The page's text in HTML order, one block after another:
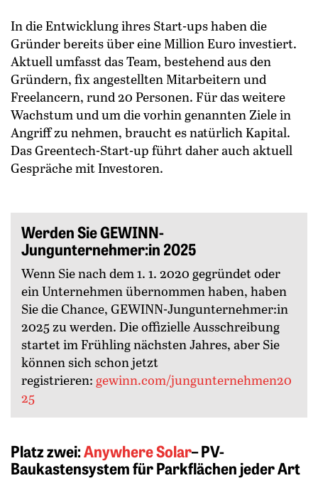
In die Entwicklung ihres Start-ups haben die
Gründer bereits über eine Million Euro investiert.
Aktuell umfasst das Team, bestehend aus den
Gründern, fix angestellten Mitarbeitern und
Freelancern, rund 20 Personen. Für das weitere
Wachstum und um die vorhin genannten Ziele in
Angriff zu nehmen, braucht es natürlich Kapital.
Das Greentech-Start-up führt daher auch aktuell
Gespräche mit ­Investoren.
Werden Sie GEWINN-
Jungunternehmer:in 2025
Wenn Sie nach dem 1. 1. 2020 gegründet oder
ein Unternehmen übernommen haben, haben
Sie die Chance, GEWINN-Jungunternehmer:in
2025 zu werden. Die offizielle Ausschreibung
startet im Frühling nächsten Jahres, aber Sie
können sich schon jetzt
registrieren: gewinn.com/jungunternehmen20
25
Platz zwei:Anywhere Solar– PV-
Baukastensystem für Parkflächen jeder Art